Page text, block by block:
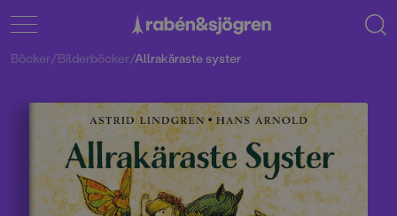
Böcker/Bilderböcker/Allrakäraste syster